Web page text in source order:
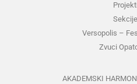
Projekti
Sekcije
Versopolis –
Zvuci
AKADEMSKI